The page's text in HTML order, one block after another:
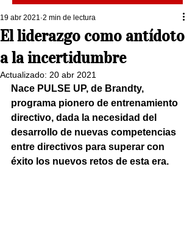
El liderazgo como antídoto
a la incertidumbre
19 abr 2021 2 min de lectura
Actualizado: 20 abr 2021
Nace PULSE UP, de Brandty,
programa pionero de entrenamiento
directivo, dada la necesidad del
desarrollo de nuevas competencias
entre directivos para superar con
éxito los nuevos retos de esta era.